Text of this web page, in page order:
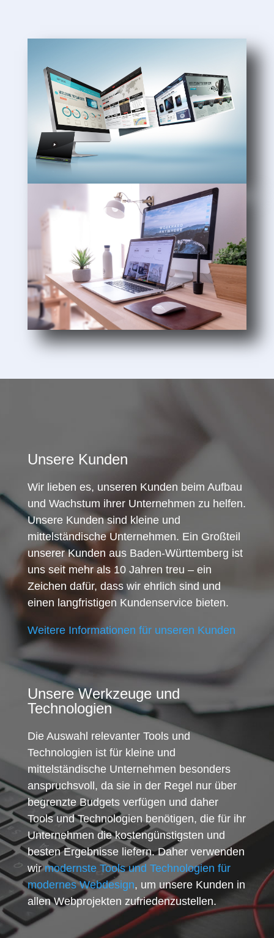
Unsere Kunden
Wir lieben es, unseren Kunden beim Aufbau
und Wachstum ihrer Unternehmen zu helfen.
Unsere Kunden sind kleine und
mittelständische Unternehmen. Ein Großteil
unserer Kunden aus Baden-Württemberg ist
uns seit mehr als 10 Jahren treu – ein
Zeichen dafür, dass wir ehrlich sind und
einen langfristigen Kundenservice bieten.
Weitere Informationen für unseren Kunden
Unsere Werkzeuge und
Technologien
Die Auswahl relevanter Tools und
Technologien ist für kleine und
mittelständische Unternehmen besonders
anspruchsvoll, da sie in der Regel nur über
begrenzte Budgets verfügen und daher
Tools und Technologien benötigen, die für ihr
Unternehmen die kostengünstigsten und
besten Ergebnisse liefern. Daher verwenden
wirmodernste Tools und Technologien für
modernes Webdesign, um unsere Kunden in
allen Webprojekten zufriedenzustellen.